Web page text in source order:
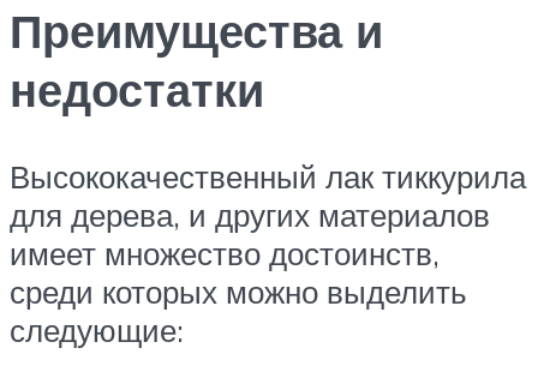
Преимущества и
недостатки
Высококачественный лак тиккурила
для дерева, и других материалов
имеет множество достоинств,
среди которых можно выделить
следующие: